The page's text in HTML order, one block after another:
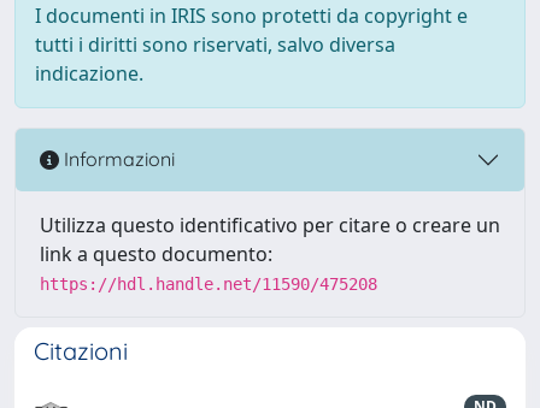
I documenti in IRIS sono protetti da copyright e
tutti i diritti sono riservati, salvo diversa
indicazione.
Informazioni
Utilizza questo identificativo per citare o creare un
link a questo documento:
https://hdl.handle.net/11590/475208
Citazioni